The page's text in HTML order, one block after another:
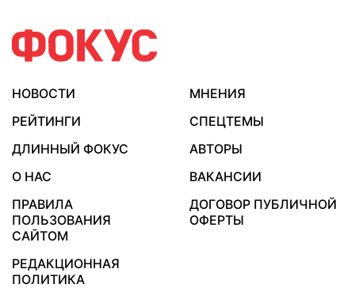
НОВОСТИ
МНЕНИЯ
РЕЙТИНГИ
СПЕЦТЕМЫ
ДЛИННЫЙ ФОКУС
АВТОРЫ
О НАС
ВАКАНСИИ
ПРАВИЛА
ПОЛЬЗОВАНИЯ
САЙТОМ
ДОГОВОР ПУБЛИЧНОЙ
ОФЕРТЫ
РЕДАКЦИОННАЯ
ПОЛИТИКА